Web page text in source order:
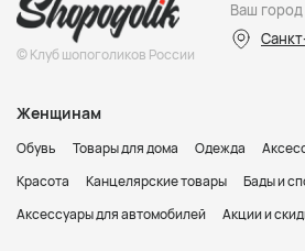
© Клуб шопоголиков России
Ваш город
Женщинам
Обувь Товары для дома Одежда
Красота
Канцелярские товары
Бады и
Аксессуары для автомобилей
Акции и